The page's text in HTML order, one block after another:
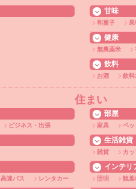
甘味
和菓子 果
健康
無農薬米
飲料
お酒 飲料
ビジネス・出張
高速バス レンタカー
住まい
部屋
家具 ベッ
生活雑貨
雑貨 カッ
インテリ
照明 観葉